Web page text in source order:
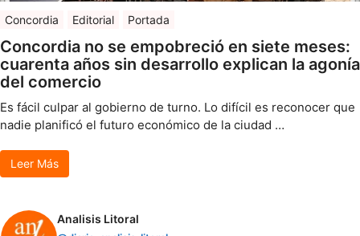
Concordia Editorial Portada
Concordia no se empobreció en siete meses:
cuarenta años sin desarrollo explican la agonía
del comercio
Es fácil culpar al gobierno de turno. Lo difícil es reconocer que
nadie planificó el futuro económico de la ciudad …
Leer Más
Analisis Litoral